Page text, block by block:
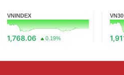
VNINDEX
1,768.06 0.19%
VN30